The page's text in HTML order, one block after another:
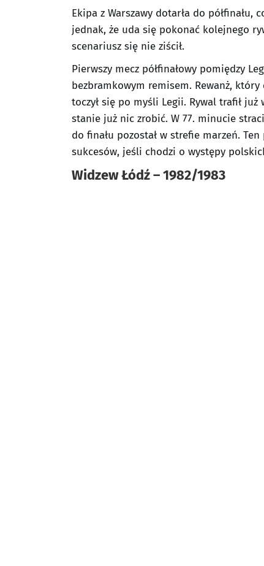
Ekipa z Warszawy dotarła do
jednak, że uda się pokonać kolejnego
scenariusz się nie ziścił.
Pierwszy mecz półfinałowy pomiędzy
bezbramkowym remisem. Rewanż,
toczył się po myśli Legii. Rywal trafił
stanie już nic zrobić. W 77. minucie
do finału pozostał w strefie marzeń.
sukcesów, jeśli chodzi o występy
Widzew Łódź – 1982/1983